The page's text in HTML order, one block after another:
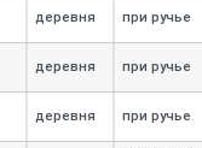
деревня при ручье
деревня при ручье
деревня при ручье